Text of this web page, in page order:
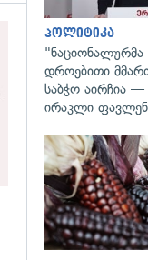
გადახედვა
პოლიტიკა
"ნაციონალურმა
დროებითი
საბჭო აირჩია
ირაკლი